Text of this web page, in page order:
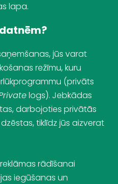
lapa.
jūs varat
režīmu, kuru
(privāts
logs). Jebkādas
darbojoties privātās
tiklīdz jūs aizverat
rādīšanai
iegūšanas un